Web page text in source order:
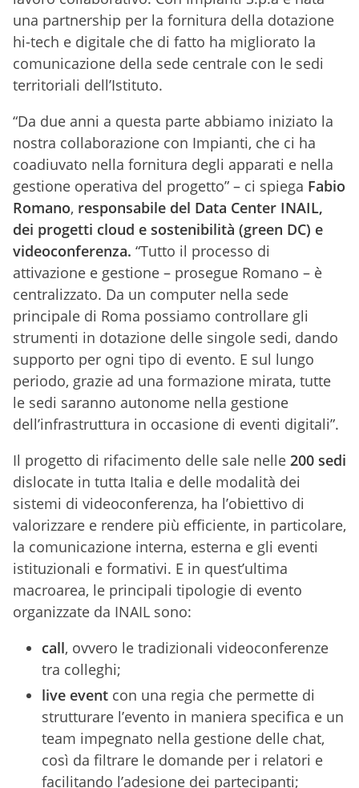
una partnership per la fornitura della dotazione
hi-tech e digitale che di fatto ha migliorato la
comunicazione della sede centrale con le sedi
territoriali dell’Istituto.
“Da due anni a questa parte abbiamo iniziato la
nostra collaborazione con Impianti, che ci ha
coadiuvato nella fornitura degli apparati e nella
gestione operativa del progetto” – ci spiega Fabio
Romano, responsabile del Data Center INAIL,
dei progetti cloud e sostenibilità (green DC) e
videoconferenza. “Tutto il processo di
attivazione e gestione – prosegue Romano – è
centralizzato. Da un computer nella sede
principale di Roma possiamo controllare gli
strumenti in dotazione delle singole sedi, dando
supporto per ogni tipo di evento. E sul lungo
periodo, grazie ad una formazione mirata, tutte
le sedi saranno autonome nella gestione
dell’infrastruttura in occasione di eventi digitali”.
Il progetto di rifacimento delle sale nelle 200 sedi
dislocate in tutta Italia e delle modalità dei
sistemi di videoconferenza, ha l’obiettivo di
valorizzare e rendere più efficiente, in particolare,
la comunicazione interna, esterna e gli eventi
istituzionali e formativi. E in quest’ultima
macroarea, le principali tipologie di evento
organizzate da INAIL sono:
call, ovvero le tradizionali videoconferenze
tra colleghi;
live event con una regia che permette di
strutturare l’evento in maniera specifica e un
team impegnato nella gestione delle chat,
così da filtrare le domande per i relatori e
facilitando l’adesione dei partecipanti;